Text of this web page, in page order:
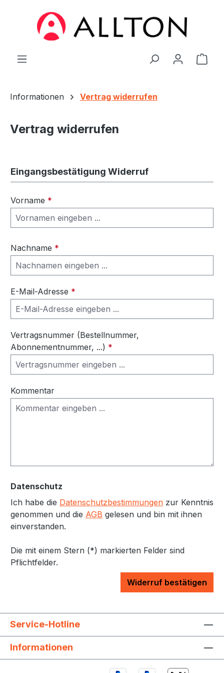
Zum Hauptinhalt springen
Informationen Vertrag widerrufen
Vertrag widerrufen
Eingangsbestätigung Widerruf
Vorname *
Nachname *
E-Mail-Adresse *
Vertragsnummer (Bestellnummer,
Abonnementnummer, ...) *
Kommentar
Datenschutz
Ich habe die Datenschutzbestimmungen zur Kenntnis
genommen und die AGB gelesen und bin mit ihnen
einverstanden.
Die mit einem Stern (*) markierten Felder sind
Pflichtfelder.
Widerruf bestätigen
Service-Hotline
Informationen